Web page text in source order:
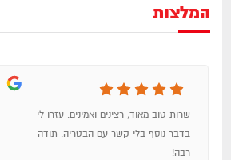
המלצות
שרות טוב מאוד, רצינים ואמינים. עזרו לי
בדבר נוסף בלי קשר עם הבטריה. תודה
רבה!